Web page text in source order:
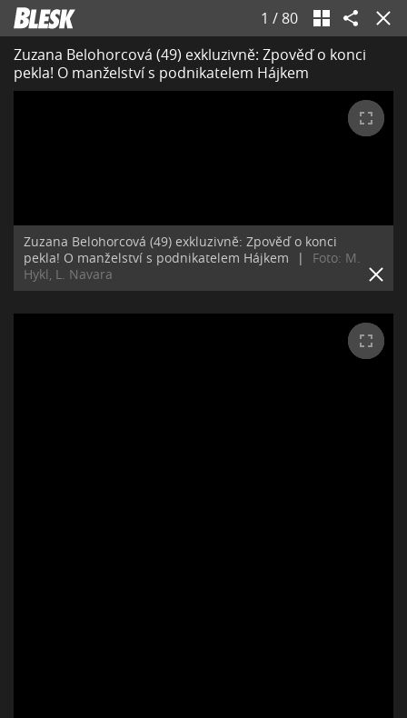
1 / 80
Zuzana Belohorcová (49) exkluzivně: Zpověď o konci
pekla! O manželství s podnikatelem Hájkem
Zuzana Belohorcová (49) exkluzivně: Zpověď o konci
pekla! O manželství s podnikatelem Hájkem
|
Foto: M.
Hykl, L. Navara